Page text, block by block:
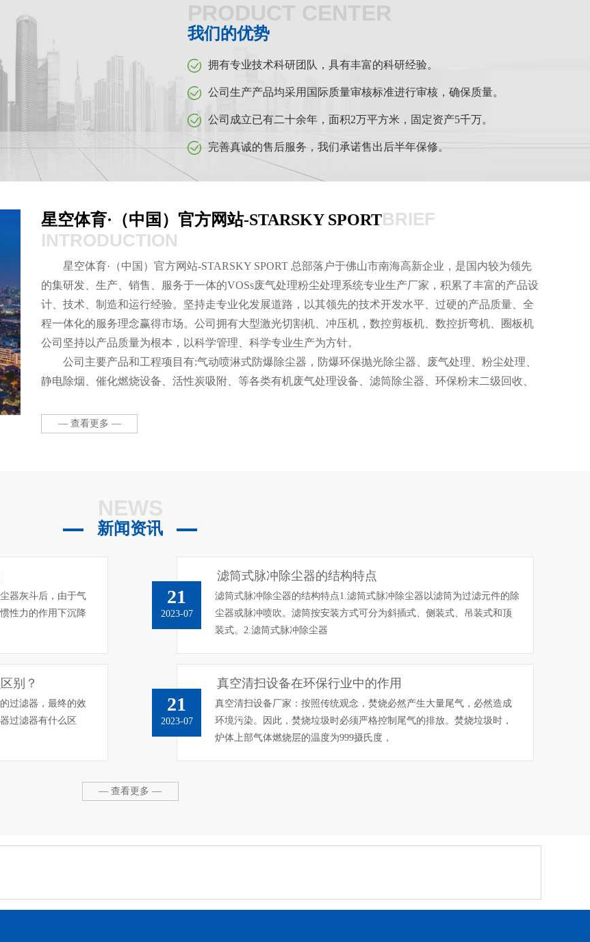
PRODUCT CENTER
我们的优势
拥有专业技术科研团队，具有丰富的科研经验。
公司生产产品均采用国际质量审核标准进行审核，确保质量。
公司成立已有二十余年，面积2万平方米，固定资产5千万。
完善真诚的售后服务，我们承诺售出后半年保修。
星空体育·（中国）官方网站-STARSKY SPORTBRIEF
INTRODUCTION
星空体育·（中国）官方网站-STARSKY SPORT 总部落户于佛山市南海高新企业，是国内较为领先
的集研发、生产、销售、服务于一体的VOSs废气处理粉尘处理系统专业生产厂家，积累了丰富的产品设
计、技术、制造和运行经验。坚持走专业化发展道路，以其领先的技术开发水平、过硬的产品质量、全
程一体化的服务理念赢得市场。公司拥有大型激光切割机、冲压机，数控剪板机、数控折弯机、圈板机
公司坚持以产品质量为根本，以科学管理、科学专业生产为方针。
公司主要产品和工程项目有:气动喷淋式防爆除尘器，防爆环保抛光除尘器、废气处理、粉尘处理、
静电除烟、催化燃烧设备、活性炭吸附、等各类有机废气处理设备、滤筒除尘器、环保粉末二级回收、
设备。本公司拥有一流的管理人才和销售队伍，并培养一批高级工程师和一支训练有素、经验丰富的生
— 查看更多 —
NEWS
新闻资讯
器灰斗后，由于气
性力的作用下沉降
21
2023-07
滤筒式脉冲除尘器的结构特点
滤筒式脉冲除尘器的结构特点1.滤筒式脉冲除尘器以滤筒为过滤元件的除
尘器或脉冲喷吹。滤筒按安装方式可分为斜插式、侧装式、吊装式和顶
装式。2.滤筒式脉冲除尘器
别？
过滤器，最终的效
过滤器有什么区
21
2023-07
真空清扫设备在环保行业中的作用
真空清扫设备厂家：按照传统观念，焚烧必然产生大量尾气，必然造成
环境污染。因此，焚烧垃圾时必须严格控制尾气的排放。焚烧垃圾时，
炉体上部气体燃烧层的温度为999摄氏度，
— 查看更多 —